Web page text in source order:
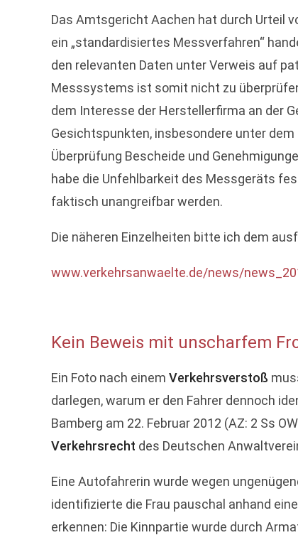
Das Amtsgericht Aachen hat durch Urteil
ein „standardisiertes Messverfahren“
den relevanten Daten unter Verweis auf
Messsystems ist somit nicht zu
dem Interesse der Herstellerfirma an der
Gesichtspunkten, insbesondere unter
Überprüfung Bescheide und
habe die Unfehlbarkeit des Messgeräts
faktisch unangreifbar werden.
Die näheren Einzelheiten bitte ich dem
www.verkehrsanwaelte.de/news/
Kein Beweis mit unscharfem
Ein Foto nach einem Verkehrsverstoß
darlegen, warum er den Fahrer dennoch
Bamberg am 22. Februar 2012 (AZ: 2 Ss
Verkehrsrecht des Deutschen
Eine Autofahrerin wurde wegen
identifizierte die Frau pauschal anhand
erkennen: Die Kinnpartie wurde durch